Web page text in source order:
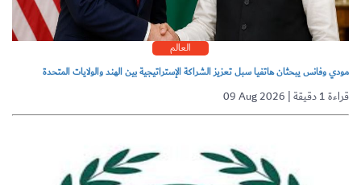
العالم
مودي وفانس يبحثان هاتفيا سبل تعزيز الشراكة الإستراتيجية بين الهند والولايات المتحدة
09 Aug 2026 | قراءة 1 دقيقة